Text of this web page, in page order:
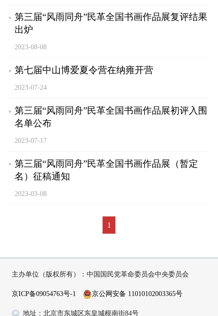
第三届“风雨同舟”民革全国书画作品展复评结果
出炉
2023-08-08
第七届中山博爱夏令营在纳雍开营
2023-07-24
第三届“风雨同舟”民革全国书画作品展初评入围
名单公布
2023-07-17
第三届“风雨同舟”民革全国书画作品展（暂定
名）征稿通知
2023-03-08
1
主办单位（版权所有）：中国国民党革命委员会中央委员会
京ICP备09054763号-1 京公网安备 11010102003365号
地址：北京市东城区东皇城根南街84号